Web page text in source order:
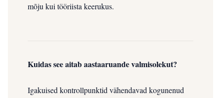
mõju kui tööriista keerukus.
Kuidas see aitab aastaaruande valmisolekut?
Igakuised kontrollpunktid vähendavad kogunenud